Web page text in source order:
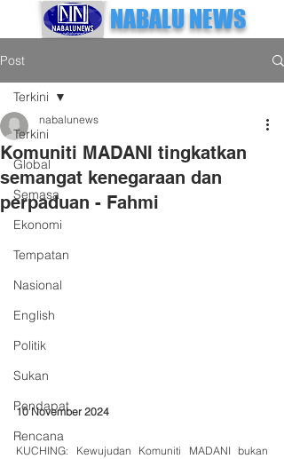
NABALU NEWS
Post
Terkini
Global
Semasa
Ekonomi
Tempatan
Nasional
English
Politik
Sukan
Pendapat
Rencana
Terkini
Komuniti MADANI tingkatkan
semangat kenegaraan dan
perpaduan - Fahmi
nabalunews
10 November 2024
KUCHING: Kewujudan Komuniti MADANI bukan